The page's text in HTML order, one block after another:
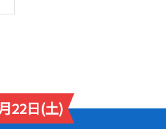
22日(土)